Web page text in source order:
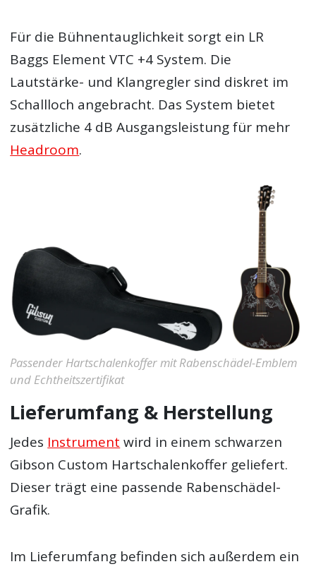
Für die Bühnentauglichkeit sorgt ein LR
Baggs Element VTC +4 System. Die
Lautstärke- und Klangregler sind diskret im
Schallloch angebracht. Das System bietet
zusätzliche 4 dB Ausgangsleistung für mehr
Headroom.
Passender Hartschalenkoffer mit Rabenschädel-Emblem
und Echtheitszertifikat
Lieferumfang & Herstellung
Jedes Instrument wird in einem schwarzen
Gibson Custom Hartschalenkoffer geliefert.
Dieser trägt eine passende Rabenschädel-
Grafik.
Im Lieferumfang befinden sich außerdem ein